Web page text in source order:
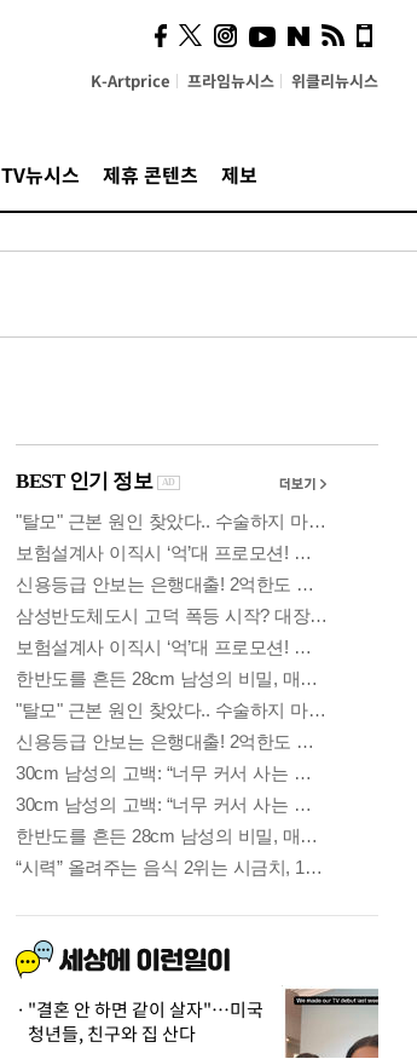
K-Artprice 프라임뉴시스 위클리뉴시스
TV뉴시스 제휴 콘텐츠 제보
사이 해답 찾았죠"…알을
깨고 나온 '초자아'
"결혼 안 하면 같이 살자"…미국
청년들, 친구와 집 산다